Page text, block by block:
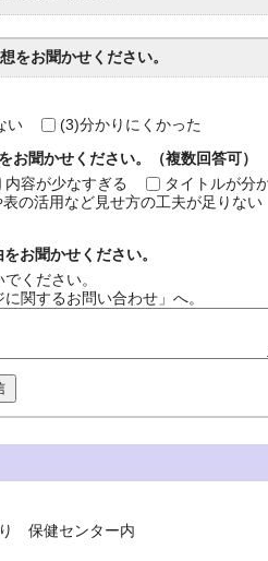
をお聞かせください。
い (3)分かりにくかった
聞かせください。（複数回答可）
内容が少なすぎる
タイトルが分
の活用など見せ方の工夫が足りない
お聞かせください。
ください。
関するお問い合わせ」へ。
保健センター内